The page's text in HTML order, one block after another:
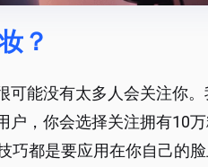
？
可能没有太多人会关注你
户，你会选择关注拥有10
巧都是要应用在你自己的